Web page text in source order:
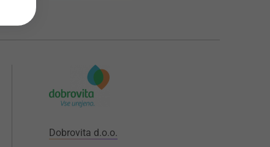
Dobrovita d.o.o.